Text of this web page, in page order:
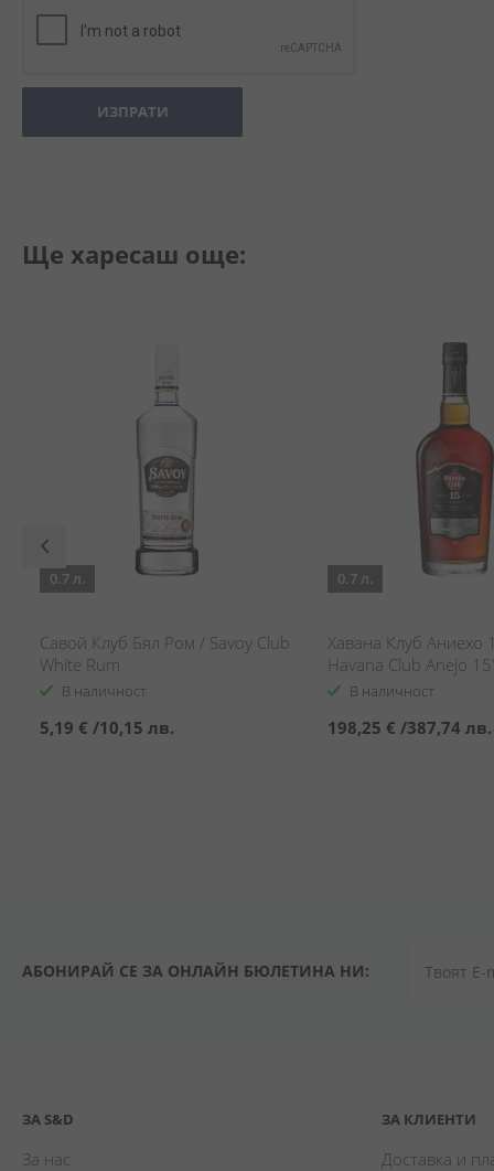
ИЗПРАТИ
Ще харесаш още:
0.7 л.
Савой Клуб Бял Ром / Savoy Club
White Rum
В наличност
5,19 € /10,15 лв.
0.7 л.
Хавана Клуб Аниехо
Havana Club Anejo
В наличност
198,25 € /387,74 лв.
АБОНИРАЙ СЕ ЗА ОНЛАЙН БЮЛЕТИНА НИ:
ЗА S&D
За нас
ЗА КЛИЕНТИ
Доставка и